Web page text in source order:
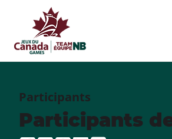
Participants
Participants